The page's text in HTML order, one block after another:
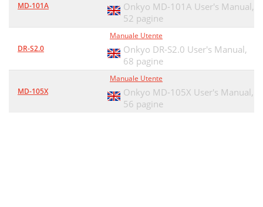
MD-101A
Onkyo MD-101A User's Manual,
52 pagine
DR-S2.0
Manuale Utente
Onkyo DR-S2.0 User's Manual,
68 pagine
MD-105X
Manuale Utente
Onkyo MD-105X User's Manual,
56 pagine